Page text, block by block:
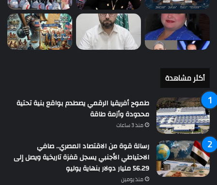
أكثر مشاهدة
طموح أفريقيا الرقمي يصطدم بواقع بنية تحتية
محدودة وأزمة طاقة
منذ 3 ساعات
رسالة قوة من الاقتصاد المصري.. صافي
الاحتياطي الأجنبي يسجل قفزة تاريخية ويصل إلى
56.29 مليار دولار بنهاية يوليو
منذ يومين